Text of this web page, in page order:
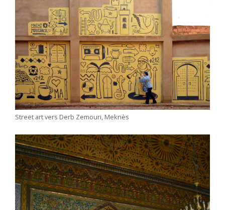
Street art vers Derb Zemouri, Meknès